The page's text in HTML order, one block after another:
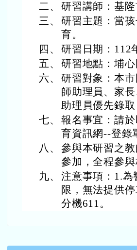
二、 研習講師：基
三、 研習主題：當
育。
四、 研習日期：112
五、 研習地點：埔
六、 研習對象：本
師助理員、家
助理員優先錄取
七、 報名事宜：請
育資訊網--登錄
八、 參與本研習之
參加，全程參
九、 注意事項：1.
限，無法提供
分機611。